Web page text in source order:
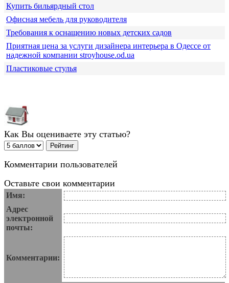
Купить бильярдный стол
Офисная мебель для руководителя
Требования к оснащению новых детских садов
Приятная цена за услуги дизайнера интерьера в Одессе от
надежной компании stroyhouse.od.ua
Пластиковые стулья
Как Вы оцениваете эту статью?
Комментарии пользователей
Оставьте свои комментарии
Имя:
Адрес
электронной
почты:
Комментарии: